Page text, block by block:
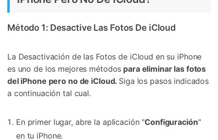
Método 1: Desactive Las Fotos De iCloud
La Desactivación de las Fotos de iCloud en su iPhone
es uno de los mejores métodos para eliminar las fotos
del iPhone pero no de iCloud. Siga los pasos indicados
a continuación tal cual.
En primer lugar, abre la aplicación "Configuración"
en tu iPhone.